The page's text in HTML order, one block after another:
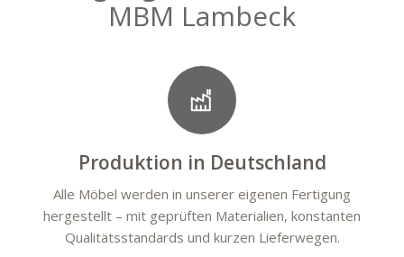
MBM Lambeck
Produktion in Deutschland
Alle Möbel werden in unserer eigenen Fertigung
hergestellt – mit geprüften Materialien, konstanten
Qualitätsstandards und kurzen Lieferwegen.